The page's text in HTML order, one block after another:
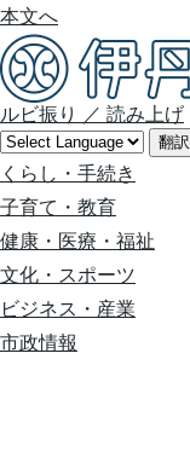
本文へ
ルビ振り ／ 読み上げ
翻訳
くらし・手続き
子育て・教育
健康・医療・福祉
文化・スポーツ
ビジネス・産業
市政情報